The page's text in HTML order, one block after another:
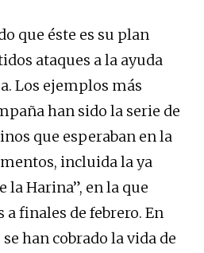
que éste es su plan
ataques a la ayuda
Los ejemplos más
han sido la serie de
que esperaban en la
incluida la ya
la Harina”, en la que
a finales de febrero. En
han cobrado la vida de